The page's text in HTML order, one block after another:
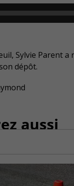
Sylvie Parent
dépôt.
aussi